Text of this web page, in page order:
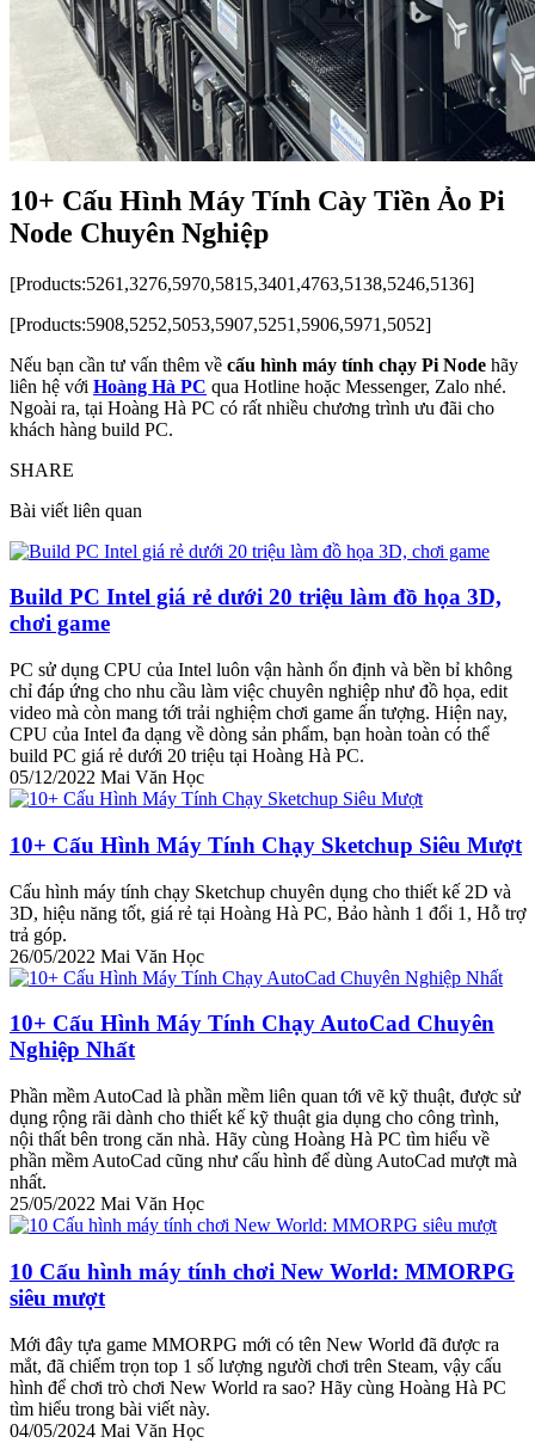
10+ Cấu Hình Máy Tính Cày Tiền Ảo Pi
Node Chuyên Nghiệp
[Products:5261,3276,5970,5815,3401,4763,5138,5246,5136]
[Products:5908,5252,5053,5907,5251,5906,5971,5052]
Nếu bạn cần tư vấn thêm về cấu hình máy tính chạy Pi Node hãy
liên hệ với Hoàng Hà PC qua Hotline hoặc Messenger, Zalo nhé.
Ngoài ra, tại Hoàng Hà PC có rất nhiều chương trình ưu đãi cho
khách hàng build PC.
SHARE
Bài viết liên quan
Build PC Intel giá rẻ dưới 20 triệu làm đồ họa 3D,
chơi game
PC sử dụng CPU của Intel luôn vận hành ổn định và bền bỉ không
chỉ đáp ứng cho nhu cầu làm việc chuyên nghiệp như đồ họa, edit
video mà còn mang tới trải nghiệm chơi game ấn tượng. Hiện nay,
CPU của Intel đa dạng về dòng sản phẩm, bạn hoàn toàn có thể
build PC giá rẻ dưới 20 triệu tại Hoàng Hà PC.
05/12/2022 Mai Văn Học
10+ Cấu Hình Máy Tính Chạy Sketchup Siêu Mượt
Cấu hình máy tính chạy Sketchup chuyên dụng cho thiết kế 2D và
3D, hiệu năng tốt, giá rẻ tại Hoàng Hà PC, Bảo hành 1 đổi 1, Hỗ trợ
trả góp.
26/05/2022 Mai Văn Học
10+ Cấu Hình Máy Tính Chạy AutoCad Chuyên
Nghiệp Nhất
Phần mềm AutoCad là phần mềm liên quan tới vẽ kỹ thuật, được sử
dụng rộng rãi dành cho thiết kế kỹ thuật gia dụng cho công trình,
nội thất bên trong căn nhà. Hãy cùng Hoàng Hà PC tìm hiểu về
phần mềm AutoCad cũng như cấu hình để dùng AutoCad mượt mà
nhất.
25/05/2022 Mai Văn Học
10 Cấu hình máy tính chơi New World: MMORPG
siêu mượt
Mới đây tựa game MMORPG mới có tên New World đã được ra
mắt, đã chiếm trọn top 1 số lượng người chơi trên Steam, vậy cấu
hình để chơi trò chơi New World ra sao? Hãy cùng Hoàng Hà PC
tìm hiểu trong bài viết này.
04/05/2024 Mai Văn Học